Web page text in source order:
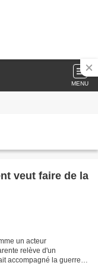
MENU
veut faire de la
un acteur
relève d'un
accompagné la guerre